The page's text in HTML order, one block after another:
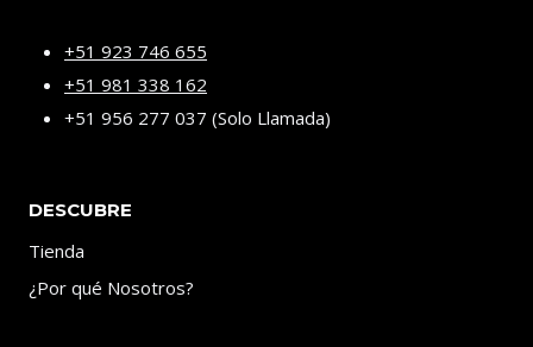
+51 923 746 655
+51 981 338 162
+51 956 277 037 (Solo Llamada)
DESCUBRE
Tienda
¿Por qué Nosotros?